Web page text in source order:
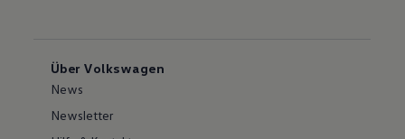
Über Volkswagen
News
Newsletter